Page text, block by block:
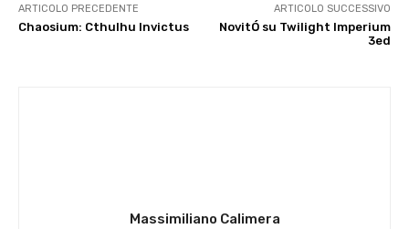
ARTICOLO PRECEDENTE
Chaosium: Cthulhu Invictus
ARTICOLO SUCCESSIVO
NovitÓ su Twilight Imperium
3ed
Massimiliano Calimera